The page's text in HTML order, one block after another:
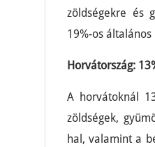
zöldségekre és
19%-os
Horvátország:
A horvátoknál
zöldségek,
hal, valamint a